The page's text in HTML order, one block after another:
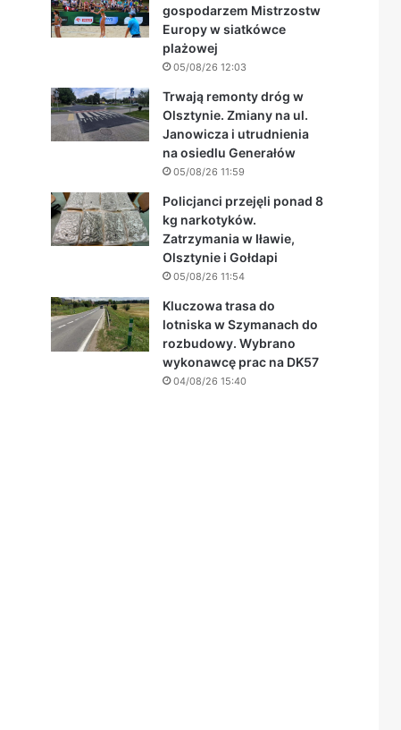
gospodarzem Mistrzostw
Europy w siatkówce
plażowej
05/08/26 12:03
Trwają remonty dróg w
Olsztynie. Zmiany na ul.
Janowicza i utrudnienia
na osiedlu Generałów
05/08/26 11:59
Policjanci przejęli ponad 8
kg narkotyków.
Zatrzymania w Iławie,
Olsztynie i Gołdapi
05/08/26 11:54
Kluczowa trasa do
lotniska w Szymanach do
rozbudowy. Wybrano
wykonawcę prac na DK57
04/08/26 15:40